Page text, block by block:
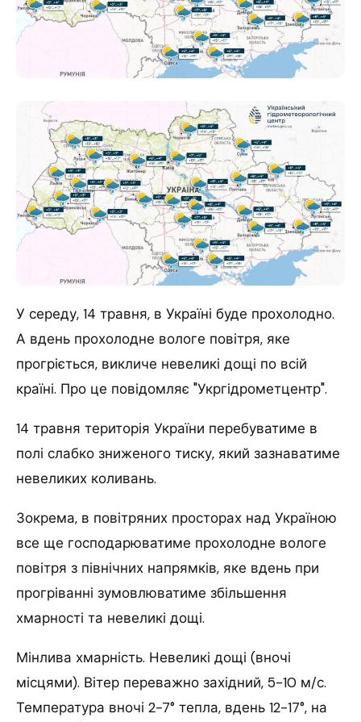
У середу, 14 травня, в Україні буде прохолодно.
А вдень прохолодне вологе повітря, яке
прогріється, викличе невеликі дощі по всій
країні. Про це повідомляє "Укргідрометцентр".
14 травня територія України перебуватиме в
полі слабко зниженого тиску, який зазнаватиме
невеликих коливань.
Зокрема, в повітряних просторах над Україною
все ще господарюватиме прохолодне вологе
повітря з північних напрямків, яке вдень при
прогріванні зумовлюватиме збільшення
хмарності та невеликі дощі.
Мінлива хмарність. Невеликі дощі (вночі
місцями). Вітер переважно західний, 5-10 м/с.
Температура вночі 2-7° тепла, вдень 12-17°, на